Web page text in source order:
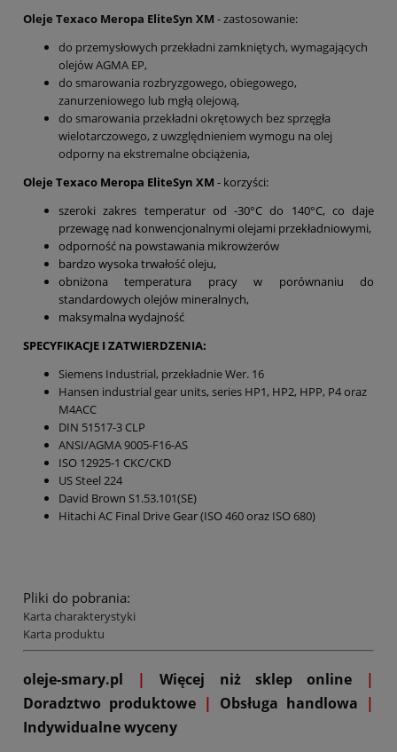
Oleje Texaco Meropa EliteSyn XM - zastosowanie:
do przemysłowych przekładni zamkniętych, wymagających
olejów AGMA EP,
do smarowania rozbryzgowego, obiegowego,
zanurzeniowego lub mgłą olejową,
do smarowania przekładni okrętowych bez sprzęgła
wielotarczowego, z uwzględnieniem wymogu na olej
odporny na ekstremalne obciążenia,
Oleje Texaco Meropa EliteSyn XM - korzyści:
szeroki zakres temperatur od -30°C do 140°C, co daje
przewagę nad konwencjonalnymi olejami przekładniowymi,
odporność na powstawania mikrowżerów
bardzo wysoka trwałość oleju,
obniżona temperatura pracy w porównaniu do
standardowych olejów mineralnych,
maksymalna wydajność
SPECYFIKACJE I ZATWIERDZENIA:
Siemens Industrial, przekładnie Wer. 16
Hansen industrial gear units, series HP1, HP2, HPP, P4 oraz
M4ACC
DIN 51517-3 CLP
ANSI/AGMA 9005-F16-AS
ISO 12925-1 CKC/CKD
US Steel 224
David Brown S1.53.101(SE)
Hitachi AC Final Drive Gear (ISO 460 oraz ISO 680)
Pliki do pobrania:
Karta charakterystyki
Karta produktu
oleje-smary.pl | Więcej niż sklep online
|
Doradztwo produktowe | Obsługa handlowa |
Indywidualne wyceny